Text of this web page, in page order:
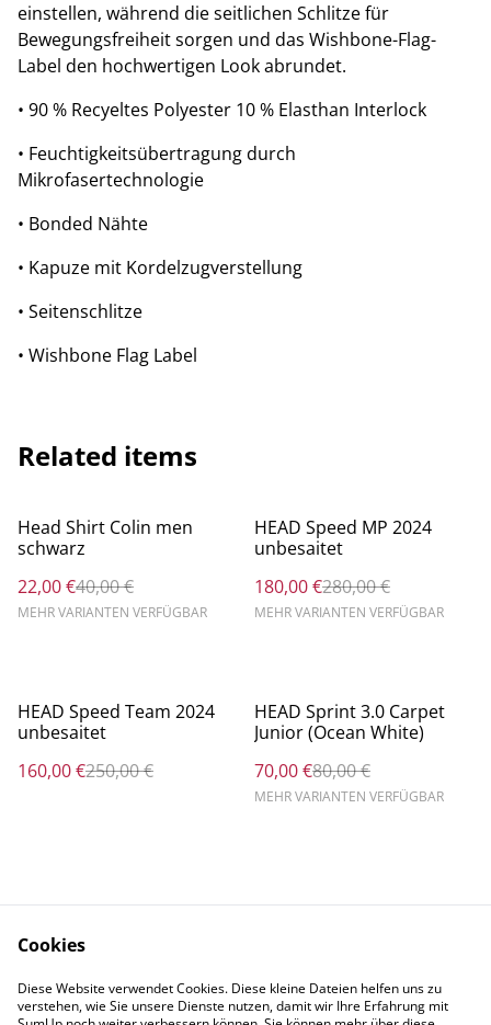
einstellen, während die seitlichen Schlitze für
Bewegungsfreiheit sorgen und das Wishbone-Flag-
Label den hochwertigen Look abrundet.
• 90 % Recyeltes Polyester 10 % Elasthan Interlock
• Feuchtigkeitsübertragung durch
Mikrofasertechnologie
• Bonded Nähte
• Kapuze mit Kordelzugverstellung
• Seitenschlitze
• Wishbone Flag Label
Related items
%
Head Shirt Colin men
schwarz
22,00 €40,00 €
MEHR VARIANTEN VERFÜGBAR
%
HEAD Speed MP 2024
unbesaitet
180,00 €280,00 €
MEHR VARIANTEN VERFÜGBAR
%
HEAD Speed Team 2024
unbesaitet
160,00 €250,00 €
%
HEAD Sprint 3.0 Carpet
Junior (Ocean White)
70,00 €80,00 €
MEHR VARIANTEN VERFÜGBAR
Bestimmungen
ungen von SumUp
Cookie-Richtlinie
Cookies
Diese Website verwendet Cookies. Diese kleine Dateien helfen uns zu
verstehen, wie Sie unsere Dienste nutzen, damit wir Ihre Erfahrung mit